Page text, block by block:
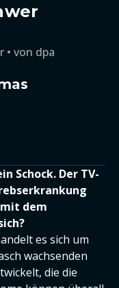
von dpa
Schock. Der TV-
dem
es sich um
wachsenden
die die